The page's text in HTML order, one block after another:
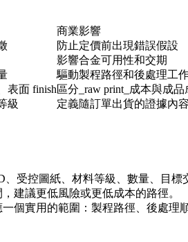
商業影響
防止定價前出現錯誤假設
影響合金可用性和交期
驅動製程路徑和後處理工
表面 finish區分_raw print_成本與成品
級 定義隨訂單出貨的證據內容
、受控圖紙、材料等級、數量、目
建議更低風險或更低成本的路徑。
個實用的範圍：製程路徑、後處理